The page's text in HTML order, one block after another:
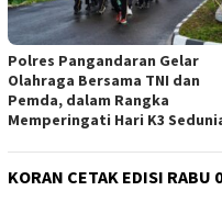
Polres Pangandaran Gelar
Olahraga Bersama TNI dan
Pemda, dalam Rangka
Memperingati Hari K3
KORAN CETAK EDISI RABU